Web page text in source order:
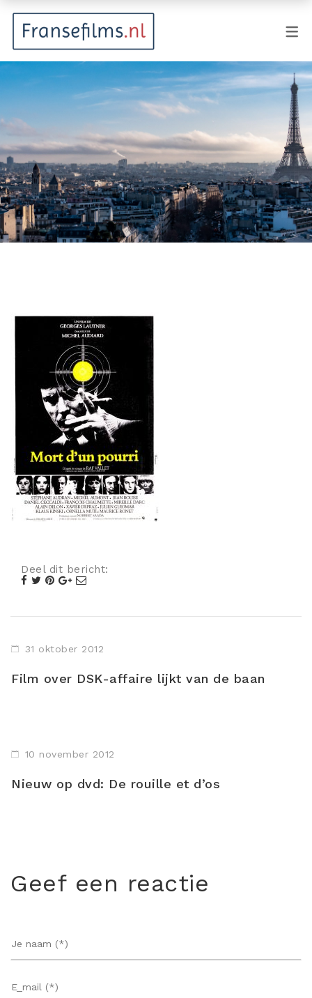
Animatie
Documentaire
Drama
Fantasy
Horror
Misdaad
Musical
Oorlogsfilm
Romantische komedie
Deel dit bericht:
31 oktober 2012
Film over DSK-affaire lijkt van de baan
10 november 2012
Nieuw op dvd: De rouille et d’os
Geef een reactie